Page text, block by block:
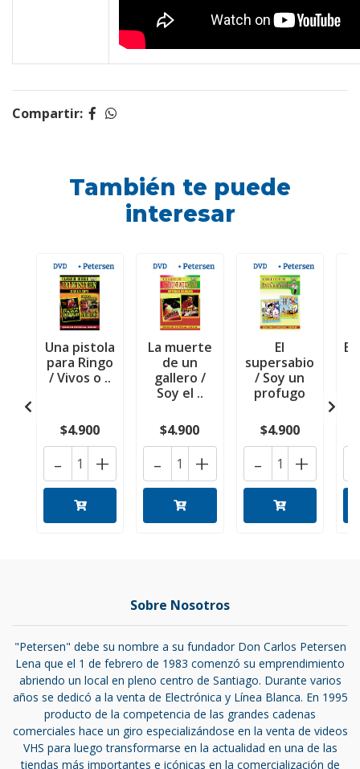
Compartir:
También te puede
interesar
Una pistola
para Ringo
/ Vivos o ..
$4.900
+
-
La muerte
de un
gallero /
Soy el ..
$4.900
+
-
El
supersabio
/ Soy un
profugo
$4.900
+
-
El
Sobre Nosotros
"Petersen" debe su nombre a su fundador Don Carlos Petersen
Lena que el 1 de febrero de 1983 comenzó su emprendimiento
abriendo un local en pleno centro de Santiago. Durante varios
años se dedicó a la venta de Electrónica y Línea Blanca. En 1995
producto de la competencia de las grandes cadenas
comerciales hace un giro especializándose en la venta de videos
VHS para luego transformarse en la actualidad en una de las
tiendas más importantes e icónicas en la comercialización de